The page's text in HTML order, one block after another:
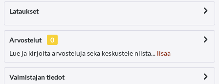
Lataukset
Arvostelut
0
Lue ja kirjoita arvosteluja sekä keskustele niistä... lisää
Valmistajan tiedot